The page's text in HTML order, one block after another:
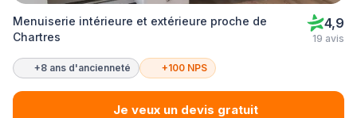
Menuiserie intérieure et extérieure proche de
Chartres
4,9
19 avis
+8 ans d'ancienneté +100 NPS
Je veux un devis gratuit